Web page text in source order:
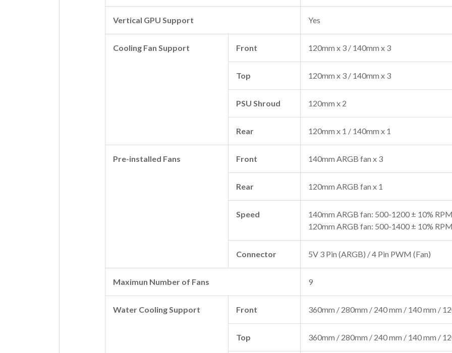
Vertical GPU Support Yes
Cooling Fan Support Front 120mm x 3 / 140mm x 3
Top 120mm x 3 / 140mm x 3
PSU Shroud 120mm x 2
Rear 120mm x 1 / 140mm x 1
Pre-installed Fans Front 140mm ARGB fan x 3
Rear 120mm ARGB fan x 1
Speed
140mm ARGB fan: 500-1200 ± 10% RPM
120mm ARGB fan: 500-1400 ± 10% RPM
Connector 5V 3 Pin (ARGB) / 4 Pin PWM (Fan)
Maximun Number of Fans 9
Water Cooling Support Front 360mm / 280mm / 240 mm / 140 mm /
Top 360mm / 280mm / 240 mm / 140 mm /